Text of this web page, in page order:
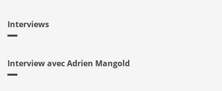
Interviews
Interview avec Adrien Mangold